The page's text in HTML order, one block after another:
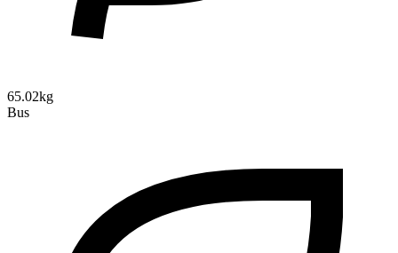
65.02kg
Bus